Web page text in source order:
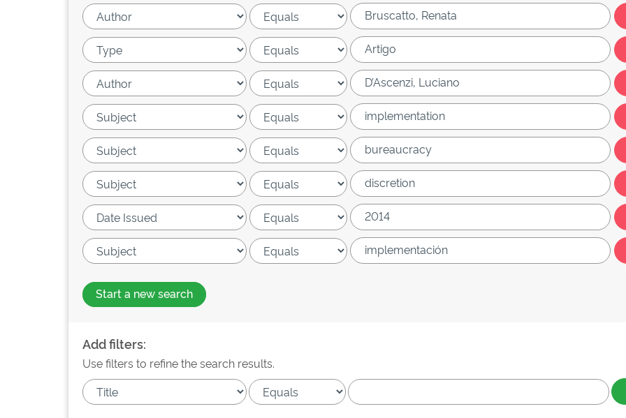
Start a new search
Add filters:
Use filters to refine the search results.